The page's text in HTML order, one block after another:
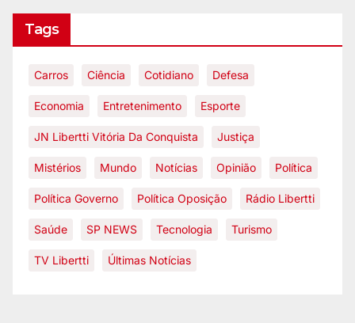
Tags
Carros Ciência Cotidiano Defesa
Economia Entretenimento Esporte
JN Libertti Vitória Da Conquista Justiça
Mistérios Mundo Notícias Opinião Política
Política Governo Política Oposição Rádio Libertti
Saúde SP NEWS Tecnologia Turismo
TV Libertti Últimas Notícias